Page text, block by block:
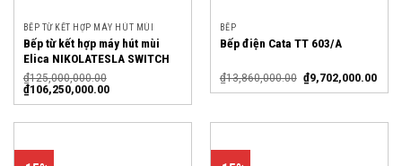
BẾP TỪ KẾT HỢP MÁY HÚT MÙI
Bếp từ kết hợp máy hút mùi
Elica NIKOLATESLA SWITCH
WH/F/83 – PRF0146213
₫125,000,000.00
₫106,250,000.00
BẾP
Bếp điện Cata TT 603/A
₫13,860,000.00 ₫9,702,000.00